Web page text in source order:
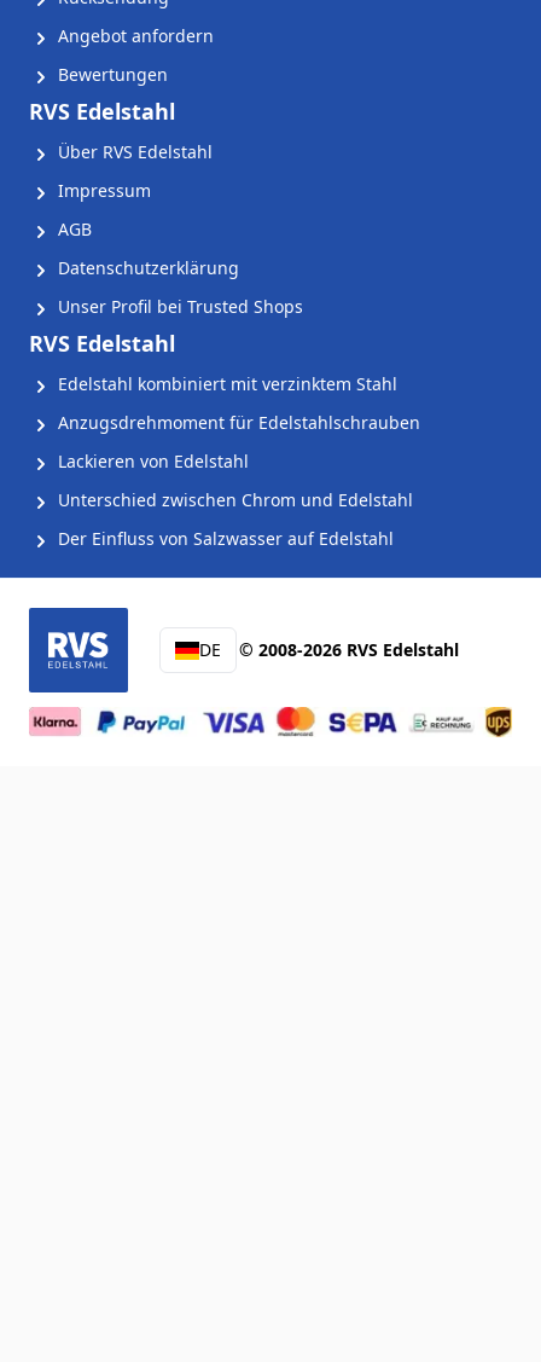
Angebot anfordern
Bewertungen
RVS Edelstahl
Über RVS Edelstahl
Impressum
AGB
Datenschutzerklärung
Unser Profil bei Trusted Shops
RVS Edelstahl
Edelstahl kombiniert mit verzinktem Stahl
Anzugsdrehmoment für Edelstahlschrauben
Lackieren von Edelstahl
Unterschied zwischen Chrom und Edelstahl
Der Einfluss von Salzwasser auf Edelstahl
DE © 2008-2026 RVS Edelstahl